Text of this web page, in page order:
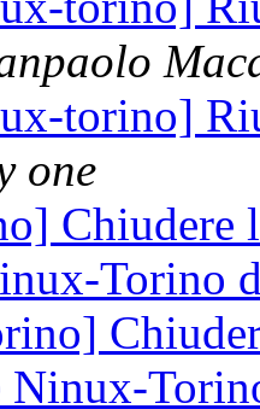
torino]
one
Chiudere
Torino
Ninux-